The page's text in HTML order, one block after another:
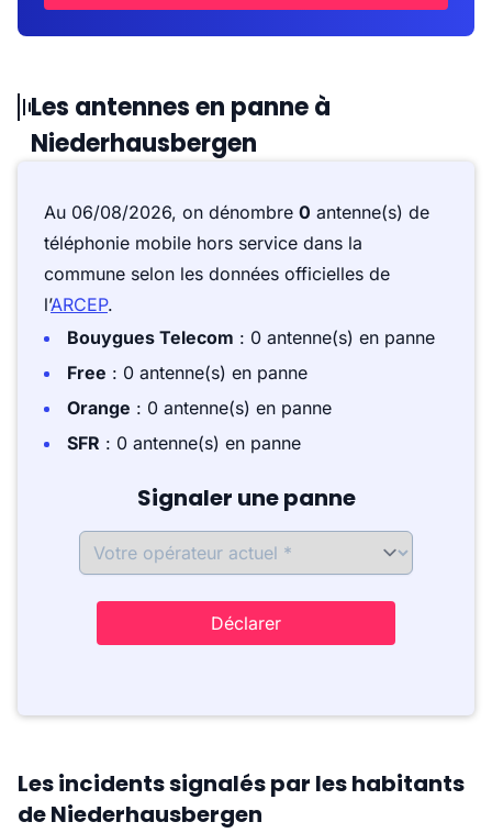
Les antennes en panne à
Niederhausbergen
Au 06/08/2026, on dénombre 0 antenne(s) de
téléphonie mobile hors service dans la
commune selon les données officielles de
l’ARCEP.
Bouygues Telecom : 0 antenne(s) en panne
Free : 0 antenne(s) en panne
Orange : 0 antenne(s) en panne
SFR : 0 antenne(s) en panne
Signaler une panne
Déclarer
Les incidents signalés par les habitants
de Niederhausbergen